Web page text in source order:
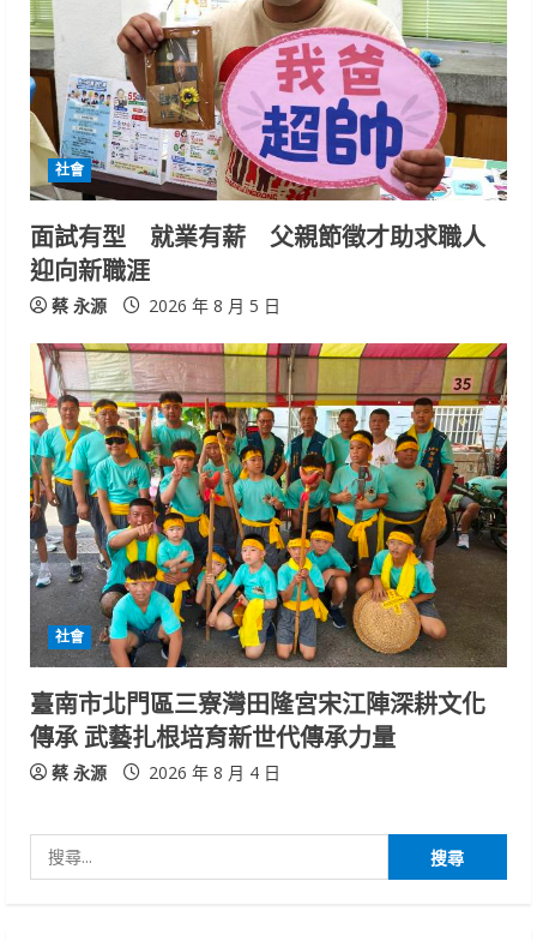
社會
面試有型 就業有薪 父親節徵才助求職人
迎向新職涯
蔡 永源 2026 年 8 月 5 日
社會
臺南市北門區三寮灣田隆宮宋江陣深耕文化
傳承 武藝扎根培育新世代傳承力量
蔡 永源 2026 年 8 月 4 日
尋